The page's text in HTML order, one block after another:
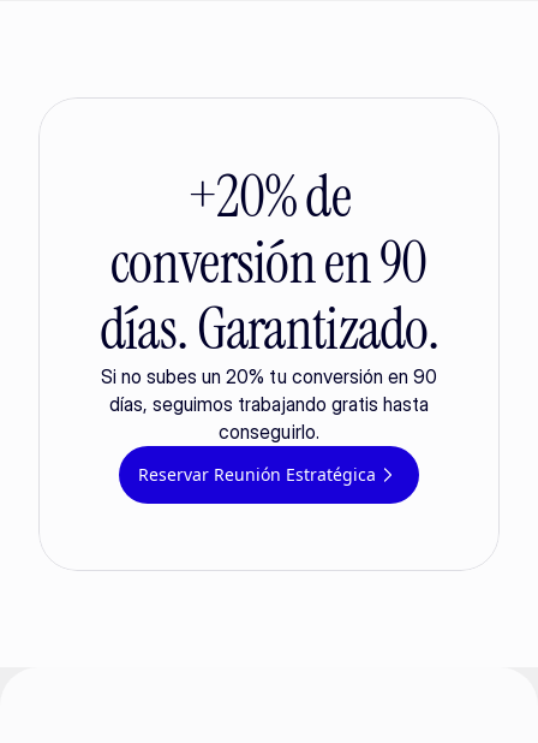
+20% de
conversión en 90
días. Garantizado.
Si no subes un 20% tu conversión en 90
días, seguimos trabajando gratis hasta
conseguirlo.
Reservar Reunión Estratégica